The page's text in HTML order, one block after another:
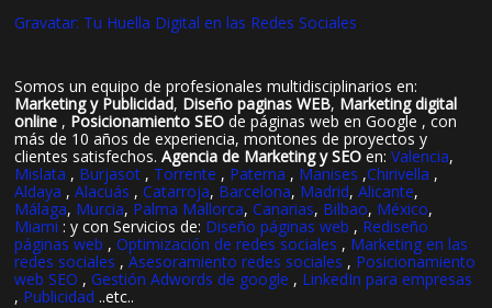
Gravatar: Tu Huella Digital en las Redes Sociales
Somos un equipo de profesionales multidisciplinarios en:
Marketing y Publicidad, Diseño paginas WEB, Marketing digital
online , Posicionamiento SEO de páginas web en Google , con
más de 10 años de experiencia, montones de proyectos y
clientes satisfechos.Agencia de Marketing y SEO en:Valencia,
Mislata , Burjasot , Torrente , Paterna , Manises ,Chirivella ,
Aldaya ,Alacuás ,Catarroja, Barcelona, Madrid,Alicante,
Málaga, Murcia, Palma Mallorca,Canarias, Bilbao, México,
Miami : y con Servicios de: Diseño páginas web , Rediseño
páginas web ,Optimización de redes sociales , Marketing en las
redes sociales ,Asesoramiento redes sociales , Posicionamiento
web SEO ,Gestión Adwords de google , LinkedIn para empresas
, Publicidad ..etc..